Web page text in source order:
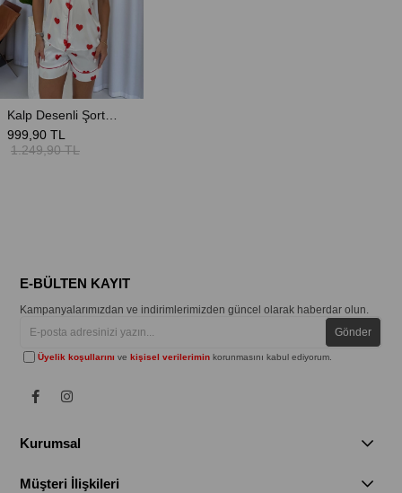
Kalp Desenli Şortlu Saten Pijama Takım - Beyaz
999,90 TL
1.249,90 TL
E-BÜLTEN KAYIT
Kampanyalarımızdan ve indirimlerimizden güncel olarak haberdar olun.
Gönder
Üyelik koşullarını ve kişisel verilerimin korunmasını kabul ediyorum.
Kurumsal
Müşteri İlişkileri